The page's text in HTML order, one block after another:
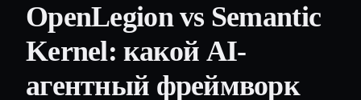
OpenLegion vs Semantic
Kernel: какой AI-
агентный фреймворк